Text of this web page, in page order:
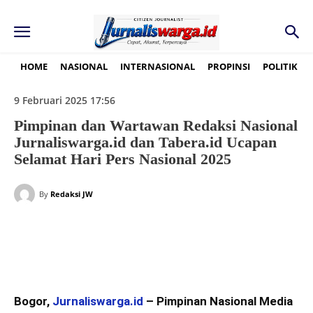
HOME NASIONAL INTERNASIONAL PROPINSI POLITIK
9 Februari 2025 17:56
Pimpinan dan Wartawan Redaksi Nasional
Jurnaliswarga.id dan Tabera.id Ucapan
Selamat Hari Pers Nasional 2025
By Redaksi JW
Bogor, Jurnaliswarga.id – Pimpinan Nasional Media